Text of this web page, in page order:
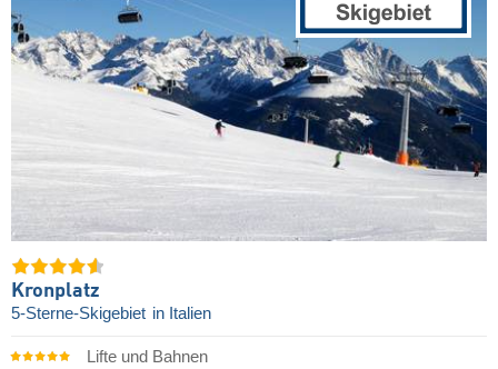
Kronplatz
5-Sterne-Skigebiet in Italien
Lifte und Bahnen